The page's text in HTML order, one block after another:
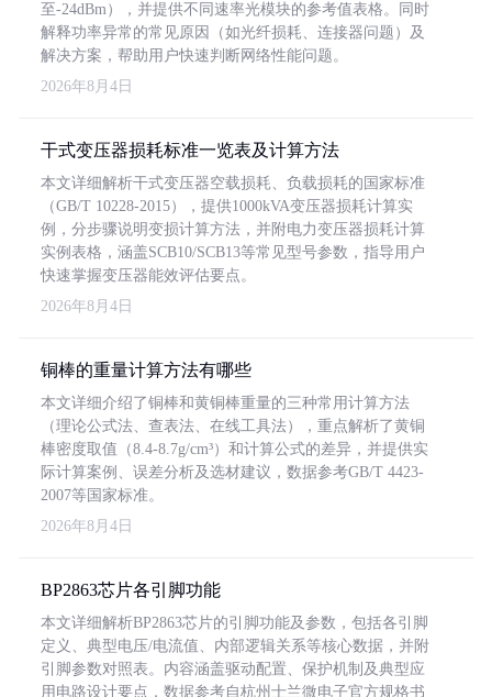
至-24dBm），并提供不同速率光模块的参考值表格。同时
解释功率异常的常见原因（如光纤损耗、连接器问题）及
解决方案，帮助用户快速判断网络性能问题。
2026年8月4日
干式变压器损耗标准一览表及计算方法
本文详细解析干式变压器空载损耗、负载损耗的国家标准
（GB/T 10228-2015），提供1000kVA变压器损耗计算实
例，分步骤说明变损计算方法，并附电力变压器损耗计算
实例表格，涵盖SCB10/SCB13等常见型号参数，指导用户
快速掌握变压器能效评估要点。
2026年8月4日
铜棒的重量计算方法有哪些
本文详细介绍了铜棒和黄铜棒重量的三种常用计算方法
（理论公式法、查表法、在线工具法），重点解析了黄铜
棒密度取值（8.4-8.7g/cm³）和计算公式的差异，并提供实
际计算案例、误差分析及选材建议，数据参考GB/T 4423-
2007等国家标准。
2026年8月4日
BP2863芯片各引脚功能
本文详细解析BP2863芯片的引脚功能及参数，包括各引脚
定义、典型电压/电流值、内部逻辑关系等核心数据，并附
引脚参数对照表。内容涵盖驱动配置、保护机制及典型应
用电路设计要点，数据参考自杭州士兰微电子官方规格书